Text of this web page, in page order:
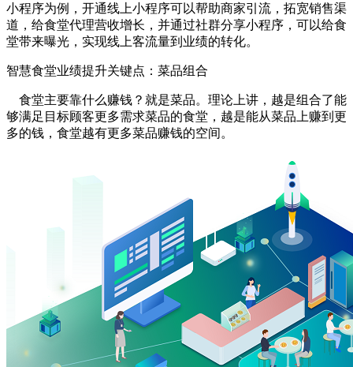
小程序为例，开通线上小程序可以帮助商家引流，拓宽销售渠
道，给食堂代理营收增长，并通过社群分享小程序，可以给食
堂带来曝光，实现线上客流量到业绩的转化。
智慧食堂业绩提升关键点：菜品组合
食堂主要靠什么赚钱？就是菜品。理论上讲，越是组合了能
够满足目标顾客更多需求菜品的食堂，越是能从菜品上赚到更
多的钱，食堂越有更多菜品赚钱的空间。